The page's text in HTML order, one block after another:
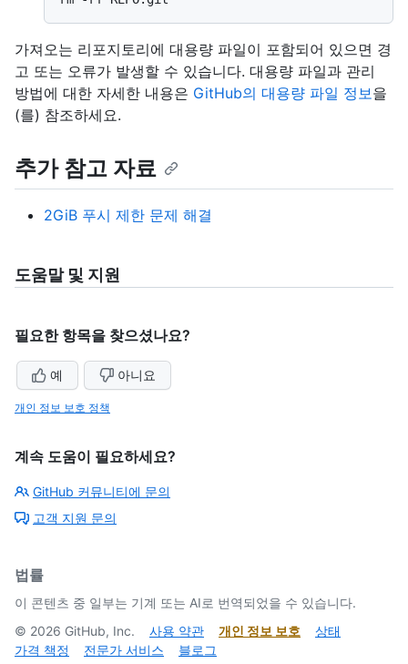
가져오는 리포지토리에 대용량 파일이 포함되어 있으면 경
고 또는 오류가 발생할 수 있습니다. 대용량 파일과 관리
방법에 대한 자세한 내용은 GitHub의 대용량 파일 정보을
(를) 참조하세요.
추가 참고 자료
2GiB 푸시 제한 문제 해결
도움말 및 지원
필요한 항목을 찾으셨나요?
예 아니요
개인 정보 보호 정책
계속 도움이 필요하세요?
GitHub 커뮤니티에 문의
고객 지원 문의
법률
이 콘텐츠 중 일부는 기계 또는 AI로 번역되었을 수 있습니다.
© 2026 GitHub, Inc. 사용 약관 개인 정보 보호
상태
가격 책정
전문가 서비스 블로그